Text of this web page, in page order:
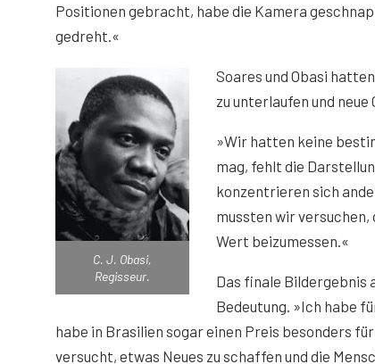
Positionen gebracht, habe die Kamera
gedreht.«
C. J. Obasi,
Regisseur.
Soares und Obasi
zu unterlaufen und
»Wir hatten keine
mag, fehlt die
konzentrieren sich
mussten wir
Wert beizumessen.«
Das finale Bildergebnis
Bedeutung. »Ich habe
habe in Brasilien sogar einen Preis besonders
versucht, etwas Neues zu schaffen und die